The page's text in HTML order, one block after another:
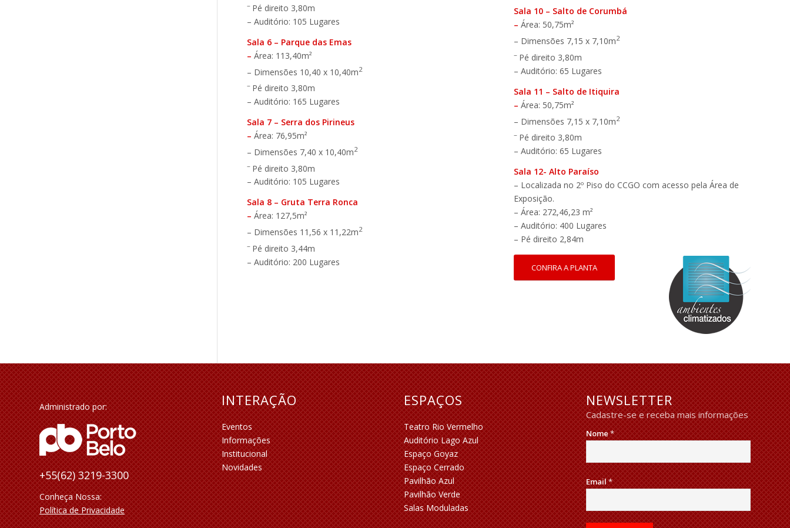
– Pé direito 3,80m
– Auditório: 105 Lugares
Sala 6 – Parque das Emas
– Área: 113,40m²
– Dimensões 10,40 x 10,40m2
– Pé direito 3,80m
– Auditório: 165 Lugares
Sala 7 – Serra dos Pirineus
– Área: 76,95m²
– Dimensões 7,40 x 10,40m2
– Pé direito 3,80m
– Auditório: 105 Lugares
Sala 8 – Gruta Terra Ronca
– Área: 127,5m²
– Dimensões 11,56 x 11,22m2
– Pé direito 3,44m
– Auditório: 200 Lugares
Sala 10 – Salto de Corumbá
– Área: 50,75m²
– Dimensões 7,15 x 7,10m2
– Pé direito 3,80m
– Auditório: 65 Lugares
Sala 11 – Salto de Itiquira
– Área: 50,75m²
– Dimensões 7,15 x 7,10m2
– Pé direito 3,80m
– Auditório: 65 Lugares
Sala 12- Alto Paraíso
– Localizada no 2º Piso do CCGO com acesso pela Área de
Exposição.
– Área: 272,46,23 m²
– Auditório: 400 Lugares
– Pé direito 2,84m
CONFIRA A PLANTA
Administrado por:
+55(62) 3219-3300
Conheça Nossa:
Política de Privacidade
INTERAÇÃO
Eventos
Informações
Institucional
Novidades
ESPAÇOS
Teatro Rio Vermelho
Auditório Lago Azul
Espaço Goyaz
Espaço Cerrado
Pavilhão Azul
Pavilhão Verde
Salas Moduladas
NEWSLETTER
Cadastre-se e receba mais informações
Nome*
Email*